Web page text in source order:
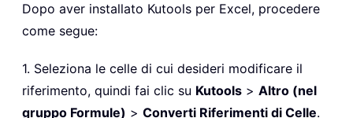
Dopo aver installato Kutools per Excel, procedere
come segue:
1. Seleziona le celle di cui desideri modificare il
riferimento, quindi fai clic su Kutools > Altro (nel
gruppo Formule) > Converti Riferimenti di Celle.